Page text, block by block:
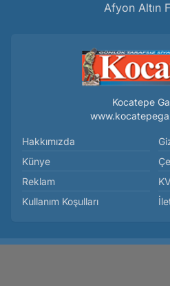
Afyon Altın
Kocatepe
Hakkımızda
Künye
Reklam
Kullanım Koşulları